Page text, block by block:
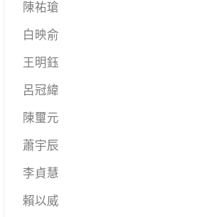
陳祐瑲
白映俞
王明鈺
呂冠緯
陳璽元
蕭宇辰
李貞慧
賴以威